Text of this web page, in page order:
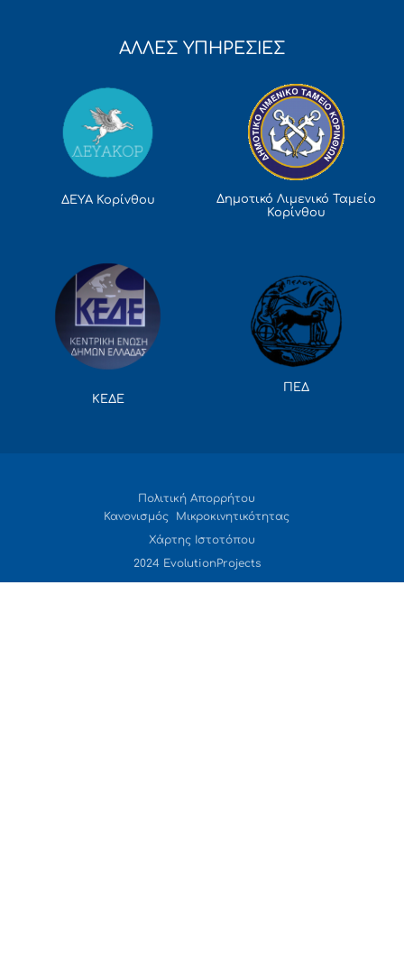
ΑΛΛΕΣ ΥΠΗΡΕΣΙΕΣ
ΔΕΥΑ Κορίνθου
Δημοτικό Λιμενικό Ταμείο
Κορίνθου
ΚΕΔΕ
ΠΕΔ
Πολιτική Απορρήτου
Κανονισμός Μικροκινητικότητας
Χάρτης Ιστοτόπου
2024 EvolutionProjects